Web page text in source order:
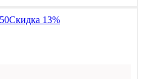
Скидка 13%